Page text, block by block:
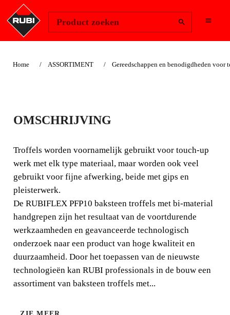
Product zoeken
Home ASSORTIMENT Gereedschappen en benodigdheden voor
TROFFEL MET
RUBIFLEX
HANDGREEP PFP10
Troffels worden voornamelijk gebruikt voor touch-up
werk met elk type materiaal, maar worden ook veel
gebruikt voor fijne afwerking, beide met gips en
pleisterwerk.
OMSCHRIJVING
Troffels worden voornamelijk gebruikt voor touch-up
werk met elk type materiaal, maar worden ook veel
gebruikt voor fijne afwerking, beide met gips en
pleisterwerk.
De RUBIFLEX PFP10 baksteen troffels met bi-material
handgrepen zijn het resultaat van de voortdurende
werkzaamheden en geavanceerde technologisch
onderzoek naar een product van hoge kwaliteit en
duurzaamheid. Door het toepassen van de nieuwste
technologieën kan RUBI professionals in de bouw een
assortiment van baksteen troffels met...